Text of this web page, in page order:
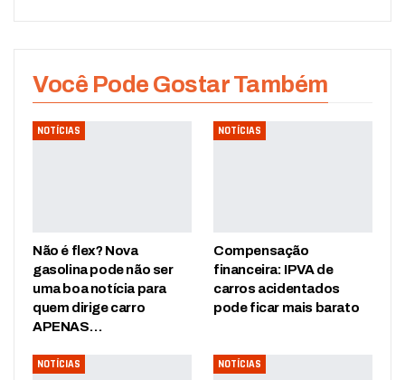
Você Pode Gostar Também
NOTÍCIAS
Não é flex? Nova
gasolina pode não ser
uma boa notícia para
quem dirige carro
APENAS…
NOTÍCIAS
Compensação
financeira: IPVA de
carros acidentados
pode ficar mais barato
NOTÍCIAS NOTÍCIAS